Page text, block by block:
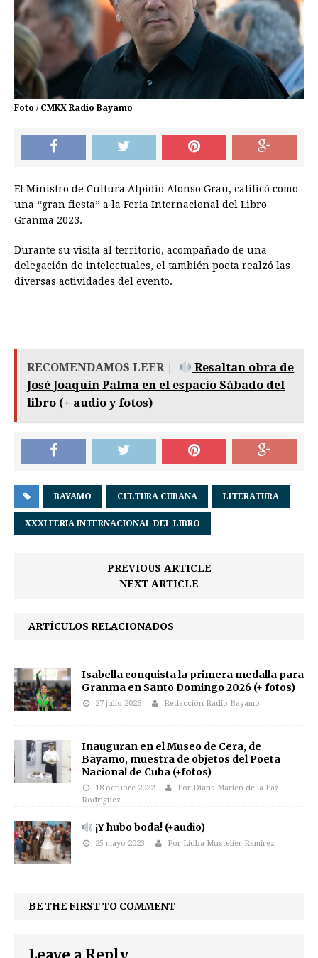
Foto / CMKX Radio Bayamo
El Ministro de Cultura Alpidio Alonso Grau, calificó como
una “gran fiesta” a la Feria Internacional del Libro
Granma 2023.
Durante su visita al territorio, acompañado de una
delegación de intelectuales, el también poeta realzó las
diversas actividades del evento.
RECOMENDAMOS LEER |
Resaltan obra de
José Joaquín Palma en el espacio Sábado del
libro (+ audio y fotos)
BAYAMO CULTURA CUBANA LITERATURA
XXXI FERIA INTERNACIONAL DEL LIBRO
PREVIOUS ARTICLE
NEXT ARTICLE
ARTÍCULOS RELACIONADOS
Isabella conquista la primera medalla para
Granma en Santo Domingo 2026 (+ fotos)
27 julio 2026 Redacción Radio Bayamo
Inauguran en el Museo de Cera, de
Bayamo, muestra de objetos del Poeta
Nacional de Cuba (+fotos)
18 octubre 2022
Por Diana Marlen de la Paz
Rodríguez
¡Y hubo boda! (+audio)
25 mayo 2023 Por Liuba Mustelier Ramirez
BE THE FIRST TO COMMENT